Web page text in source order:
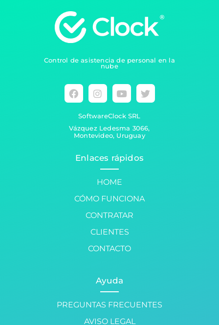
Control de asistencia de personal en la
nube
SoftwareClock SRL
Vázquez Ledesma 3066,
Montevideo, Uruguay
Enlaces rápidos
HOME
CÓMO FUNCIONA
CONTRATAR
CLIENTES
CONTACTO
Ayuda
PREGUNTAS FRECUENTES
AVISO LEGAL